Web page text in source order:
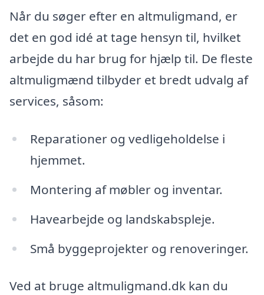
Når du søger efter en altmuligmand, er
det en god idé at tage hensyn til, hvilket
arbejde du har brug for hjælp til. De fleste
altmuligmænd tilbyder et bredt udvalg af
services, såsom:
Reparationer og vedligeholdelse i
hjemmet.
Montering af møbler og inventar.
Havearbejde og landskabspleje.
Små byggeprojekter og renoveringer.
Ved at bruge altmuligmand.dk kan du